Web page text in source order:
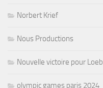
Norbert Krief
Nous Productions
Nouvelle victoire pour Loeb
olympic games paris 2024